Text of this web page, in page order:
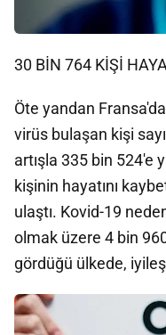
30 BİN 764 KİŞİ
Öte yandan
virüs bulaşan kişi
artışla 335 bin 524'e
kişinin hayatını
ulaştı. Kovid-19
olmak üzere 4 bin
gördüğü ülkede,